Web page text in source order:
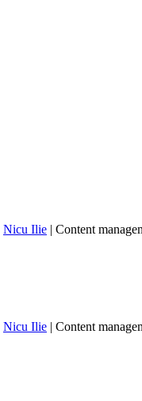
Nicu Ilie | Content
Nicu Ilie | Content